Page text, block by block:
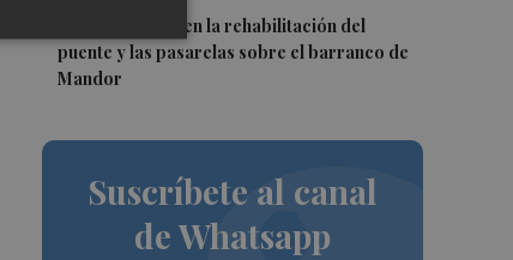
L'Eliana avanza en la rehabilitación del
puente y las pasarelas sobre el barranco de
Mandor
Suscríbete al canal
de Whatsapp